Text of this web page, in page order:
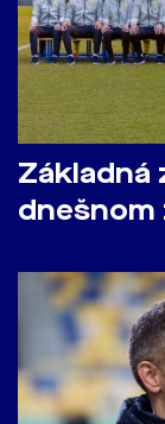
Základná
dnešnom